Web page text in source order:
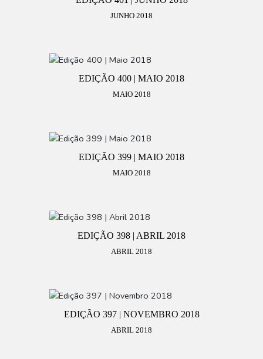
JUNHO 2018
EDIÇÃO 400 | MAIO 2018
MAIO 2018
EDIÇÃO 399 | MAIO 2018
MAIO 2018
EDIÇÃO 398 | ABRIL 2018
ABRIL 2018
EDIÇÃO 397 | NOVEMBRO 2018
ABRIL 2018